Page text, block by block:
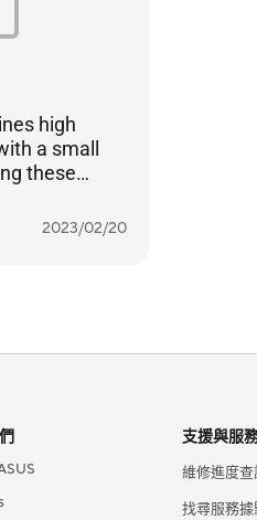
high
a small
these
business
2023/02/20
支援與服
維修進度查
找尋服務據